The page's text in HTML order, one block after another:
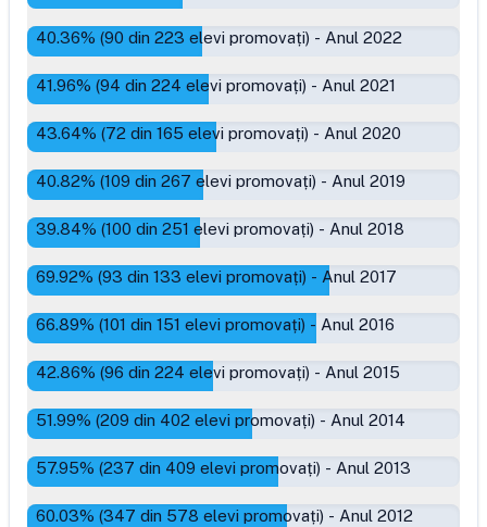
40.36% (90 din 223 elevi promovați) - Anul 2022
41.96% (94 din 224 elevi promovați) - Anul 2021
43.64% (72 din 165 elevi promovați) - Anul 2020
40.82% (109 din 267 elevi promovați) - Anul 2019
39.84% (100 din 251 elevi promovați) - Anul 2018
69.92% (93 din 133 elevi promovați) - Anul 2017
66.89% (101 din 151 elevi promovați) - Anul 2016
42.86% (96 din 224 elevi promovați) - Anul 2015
51.99% (209 din 402 elevi promovați) - Anul 2014
57.95% (237 din 409 elevi promovați) - Anul 2013
60.03% (347 din 578 elevi promovați) - Anul 2012